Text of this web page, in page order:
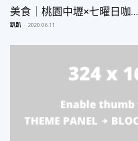
美食｜桃園中壢×七曜日咖...
趴趴 - 2020.06.11